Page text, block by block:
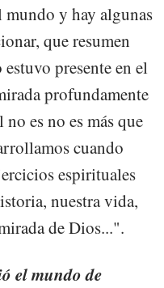
y hay algunas
que resumen
presente en el
profundamente
es no es más que
cuando
espirituales
nuestra vida,
de Dios...".
el mundo de